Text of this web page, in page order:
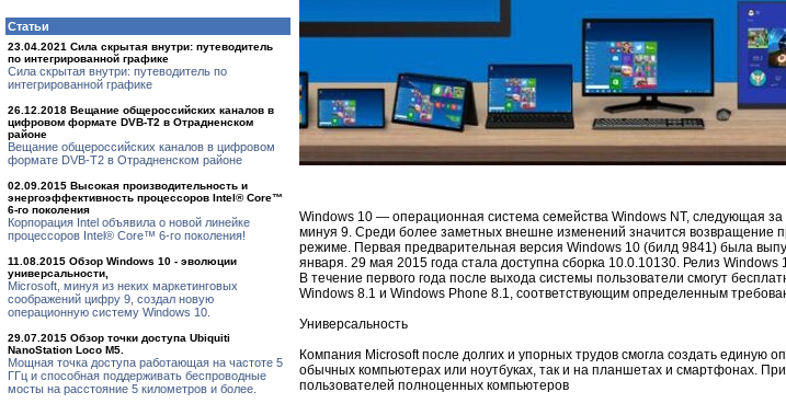
Статьи
23.04.2021 Сила скрытая внутри: путеводитель
по интегрированной графике
Сила скрытая внутри: путеводитель по
интегрированной графике
26.12.2018 Вещание общероссийских каналов в
цифровом формате DVB-T2 в Отрадненском
районе
Вещание общероссийских каналов в цифровом
формате DVB-T2 в Отрадненском районе
02.09.2015 Высокая производительность и
энергоэффективность процессоров Intel® Core™
6-го поколения
Корпорация Intel объявила о новой линейке
процессоров Intel® Core™ 6-го поколения!
11.08.2015 Обзор Windows 10 - эволюции
универсальности,
Microsoft, минуя из неких маркетинговых
соображений цифру 9, создал новую
операционную систему Windows 10.
29.07.2015 Обзор точки доступа Ubiquiti
NanoStation Loco M5.
Мощная точка доступа работающая на частоте 5
ГГц и способная поддерживать беспроводные
мосты на расстояние 5 километров и более.
Windows 10 — операционная система семейства Windows NT, следующая
минуя 9. Среди более заметных внешне изменений значится возвращение
режиме. Первая предварительная версия Windows 10 (билд 9841) была
января. 29 мая 2015 года стала доступна сборка 10.0.10130. Релиз
В течение первого года после выхода системы пользователи смогут
Windows 8.1 и Windows Phone 8.1, соответствующим определенным
Универсальность
Компания Microsoft после долгих и упорных трудов смогла создать единую
обычных компьютерах или ноутбуках, так и на планшетах и смартфонах.
пользователей полноценных компьютеров